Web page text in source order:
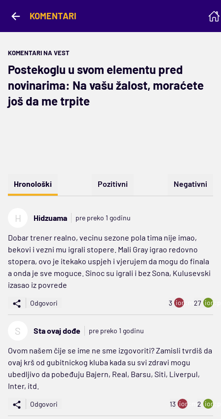
KOMENTARI
KOMENTARI NA VEST
Postekoglu u svom elementu pred
novinarima: Na vašu žalost, moraćete
još da me trpite
Hronološki Pozitivni Negativni
H Hidzuama pre preko 1 godinu
Dobar trener realno, vecinu sezone pola tima nije imao,
bekovi i vezni mu igrali stopere. Mali Gray igrao redovno
stopera, ovo je itekako uspjeh i vjerujem da mogu do finala
a onda je sve moguce. Sinoc su igrali i bez Sona, Kulusevski
izasao iz povrede
Odgovori 3 ion:minus
27
S Sta ovaj dođe pre preko 1 godinu
Ovom našem čije se ime ne sme izgovoriti? Zamisli tvrdiš da
ovaj krš od gubitnickog kluba kada su svi zdravi mogu
ubedljivo da pobeđuju Bajern, Real, Barsu, Siti, Liverpul,
Inter, itd.
Odgovori 13 ion:minus
2